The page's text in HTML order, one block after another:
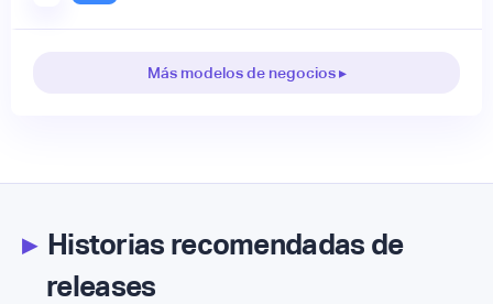
Más modelos de negocios ▸
▸Historias recomendadas de
releases